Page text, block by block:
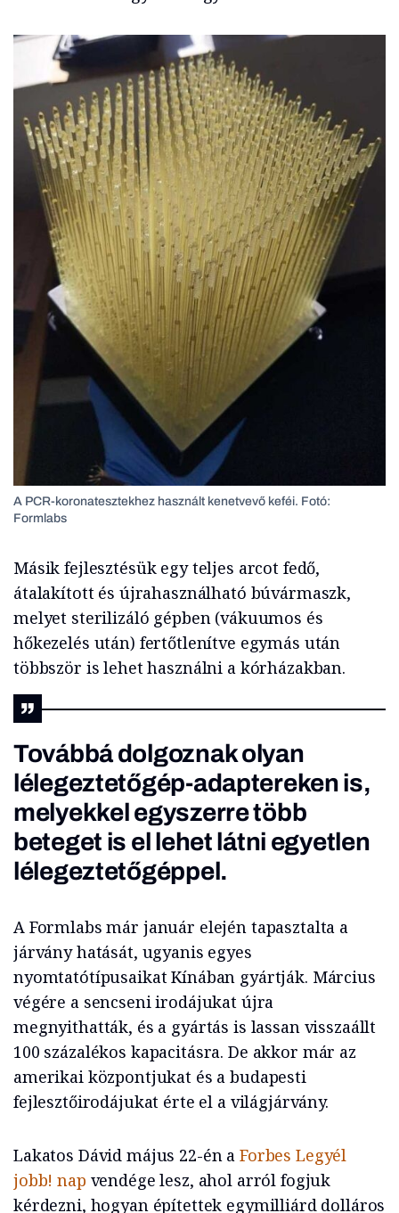
A PCR-koronatesztekhez használt kenetvevő keféi. Fotó:
Formlabs
Másik fejlesztésük egy teljes arcot fedő,
átalakított és újrahasználható búvármaszk,
melyet sterilizáló gépben (vákuumos és
hőkezelés után) fertőtlenítve egymás után
többször is lehet használni a kórházakban.
Továbbá dolgoznak olyan
lélegeztetőgép-adaptereken is,
melyekkel egyszerre több
beteget is el lehet látni egyetlen
lélegeztetőgéppel.
A Formlabs már január elején tapasztalta a
járvány hatását, ugyanis egyes
nyomtatótípusaikat Kínában gyártják. Március
végére a sencseni irodájukat újra
megnyithatták, és a gyártás is lassan visszaállt
100 százalékos kapacitásra. De akkor már az
amerikai központjukat és a budapesti
fejlesztőirodájukat érte el a világjárvány.
Lakatos Dávid május 22-én a Forbes Legyél
jobb! nap vendége lesz, ahol arról fogjuk
kérdezni, hogyan építettek egymilliárd dolláros